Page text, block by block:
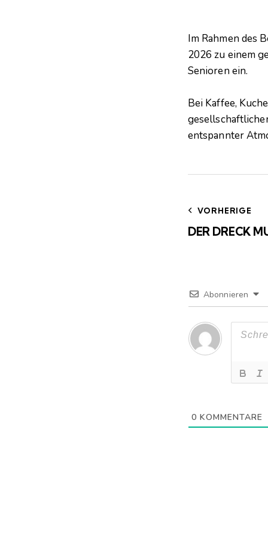
Im Rahmen des
2026 zu einem
Senioren ein.
Bei Kaffee,
entspannter
VORHERIGE
DER DRECK
Abonnieren
0 KOMMENTARE